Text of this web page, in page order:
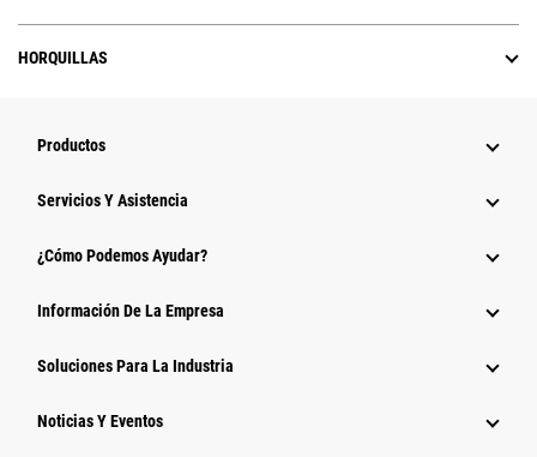
HORQUILLAS
Productos
Servicios Y Asistencia
¿Cómo Podemos Ayudar?
Información De La Empresa
Soluciones Para La Industria
Noticias Y Eventos